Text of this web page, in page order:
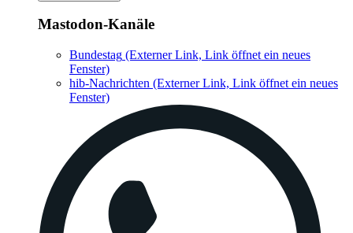
Mastodon-Kanäle
Bundestag (Externer Link, Link öffnet ein neues
Fenster)
hib-Nachrichten (Externer Link, Link öffnet ein neues
Fenster)